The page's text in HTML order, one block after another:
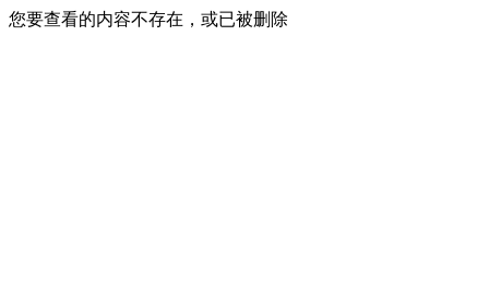
您要查看的内容不存在，或已被删除